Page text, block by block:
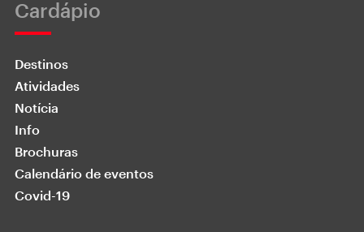
Cardápio
Destinos
Atividades
Notícia
Info
Brochuras
Calendário de eventos
Covid-19